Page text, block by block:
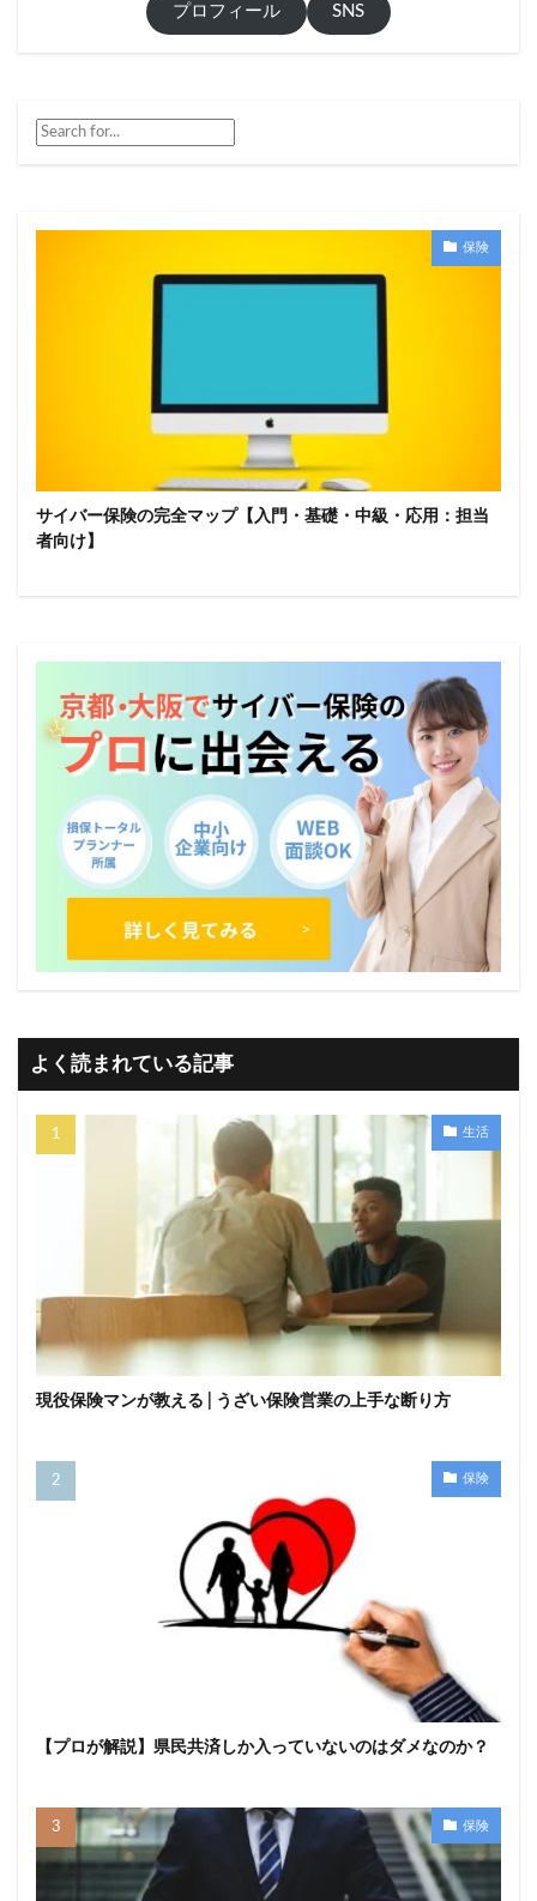
プロフィール SNS
保険
サイバー保険の完全マップ【入門・基礎・中級・応用：担当
者向け】
よく読まれている記事
生活
現役保険マンが教える | うざい保険営業の上手な断り方
保険
【プロが解説】県民共済しか入っていないのはダメなのか？
保険